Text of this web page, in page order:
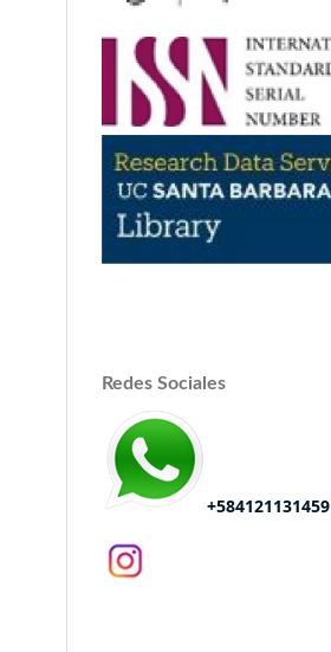
Redes Sociales
+584121131459